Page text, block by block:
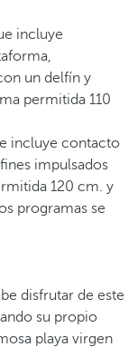
incluye
un delfín y
permitida 110
incluye contacto
impulsados
120 cm. y
programas se
disfrutar de este
su propio
playa virgen